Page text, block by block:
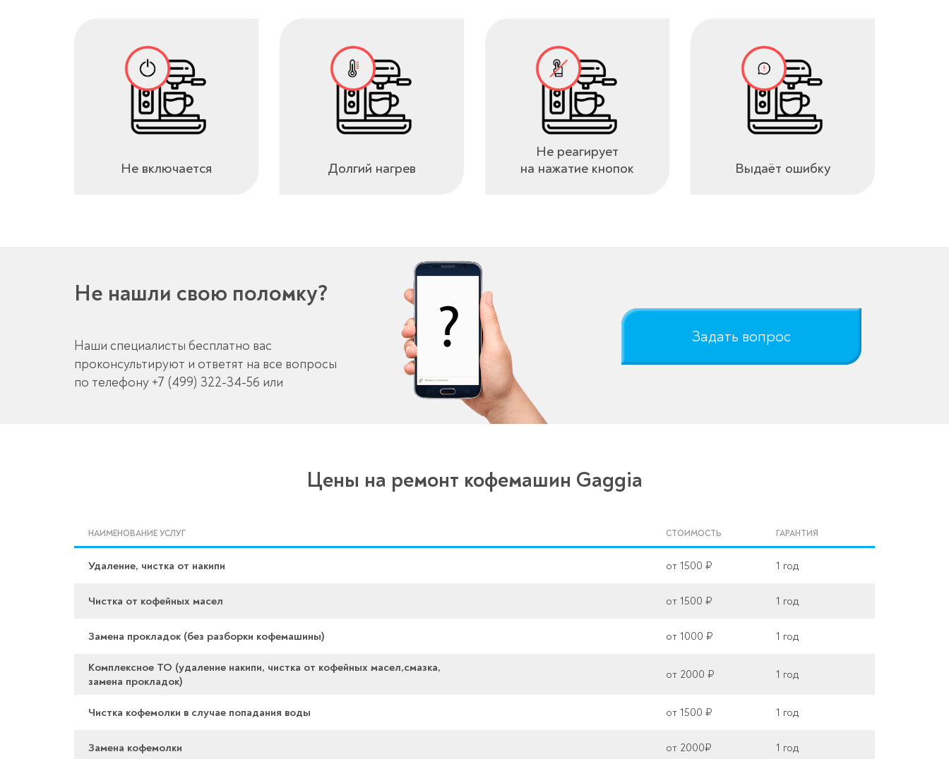
Не включается Долгий нагрев
Не реагирует
на нажатие кнопок
Выдаёт ошибку
Не нашли свою поломку?
Наши специалисты бесплатно вас
проконсультируют и ответят на все вопросы
по телефону +7 (499) 322-34-56 или
Задать вопрос
Цены на ремонт кофемашин Gaggia
НАИМЕНОВАНИЕ УСЛУГ СТОИМОСТЬ ГАРАНТИЯ
Удаление, чистка от накипи от 1500 ₽ 1 год
Чистка от кофейных масел от 1500 ₽ 1 год
Замена прокладок (без разборки кофемашины) от 1000 ₽ 1 год
Комплексное ТО (удаление накипи, чистка от кофейных масел,смазка,
замена прокладок)
от 2000 ₽ 1 год
Чистка кофемолки в случае попадания воды от 1500 ₽ 1 год
Замена кофемолки от 2000₽ 1 год